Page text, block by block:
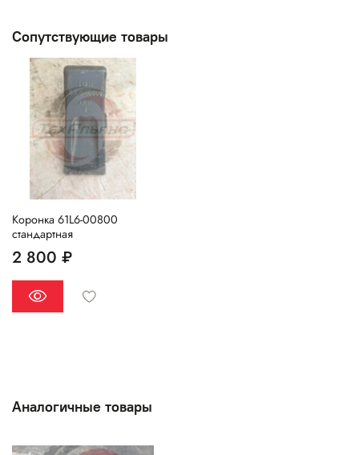
Сопутствующие товары
Коронка 61L6-00800
стандартная
2 800 ₽
Аналогичные товары